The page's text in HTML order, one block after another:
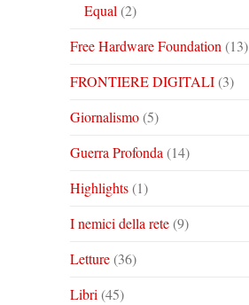
Equal (2)
Free Hardware Foundation (13)
FRONTIERE DIGITALI(3)
Giornalismo(5)
Guerra Profonda (14)
Highlights(1)
I nemici della rete(9)
Letture(36)
Libri (45)